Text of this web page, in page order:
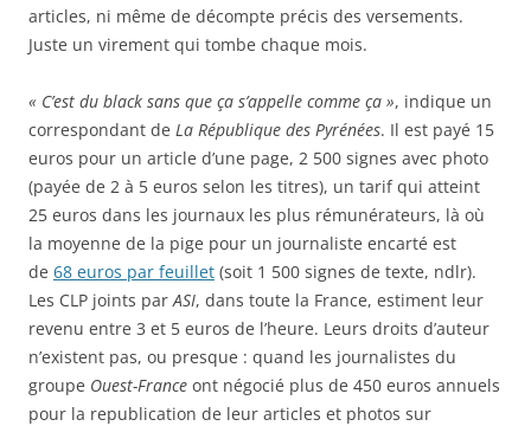
articles, ni même de décompte précis des versements.
Juste un virement qui tombe chaque mois.
« C’est du black sans que ça s’appelle comme ça », indique un
correspondant de La République des Pyrénées. Il est payé 15
euros pour un article d’une page, 2 500 signes avec photo
(payée de 2 à 5 euros selon les titres), un tarif qui atteint
25 euros dans les journaux les plus rémunérateurs, là où
la moyenne de la pige pour un journaliste encarté est
de 68 euros par feuillet (soit 1 500 signes de texte, ndlr).
Les CLP joints par ASI, dans toute la France, estiment leur
revenu entre 3 et 5 euros de l’heure. Leurs droits d’auteur
n’existent pas, ou presque : quand les journalistes du
groupe Ouest-France ont négocié plus de 450 euros annuels
pour la republication de leur articles et photos sur